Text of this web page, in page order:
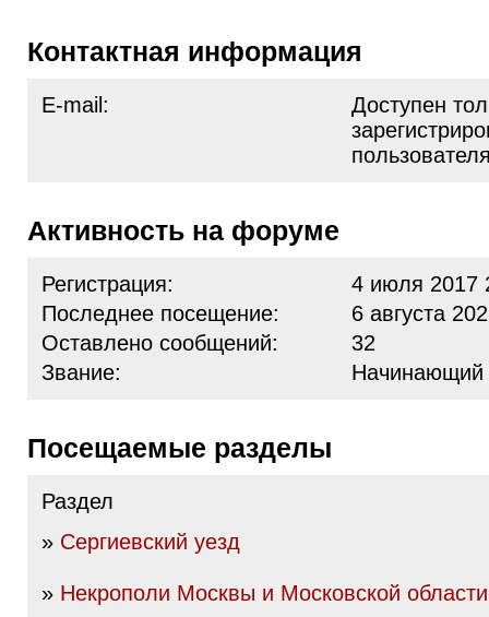
Контактная информация
E-mail:
Доступен
Активность на форуме
Регистрация:
4 июля 2017
Последнее посещение:
6 августа
Оставлено сообщений:
32
Звание:
Начинающий
Посещаемые разделы
Раздел
» Сергиевский уезд
» Некрополи Москвы и Московской области